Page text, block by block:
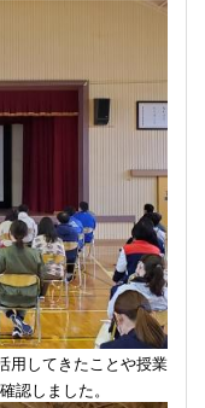
用してきたことや授業
認しました。